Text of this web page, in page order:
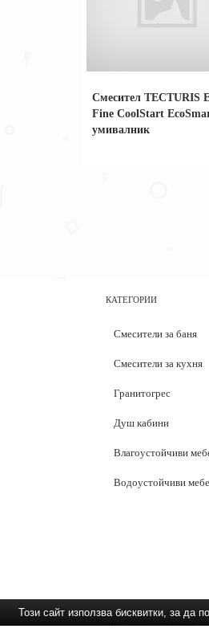
Смесител TECTURIS
Fine CoolStart
умивалник
КАТЕГОРИИ
Смесители за баня
Смесители за кухня
Гранитогрес
Душ кабини
Влагоустойчиви
Водоустойчиви
За нас Продукти
Този сайт използва бисквитки, за да